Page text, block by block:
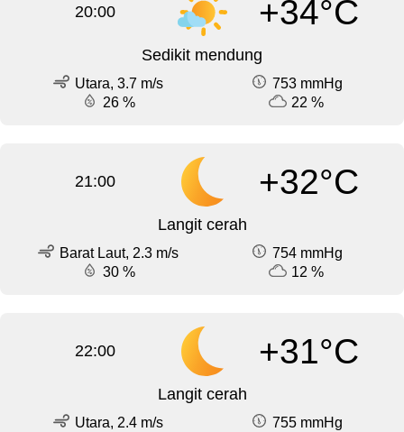
20:00 +34°C
Sedikit mendung
Utara, 3.7 m/s
753 mmHg
26 %
22 %
21:00 +32°C
Langit cerah
Barat Laut, 2.3 m/s
754 mmHg
30 %
12 %
22:00 +31°C
Langit cerah
Utara, 2.4 m/s
755 mmHg